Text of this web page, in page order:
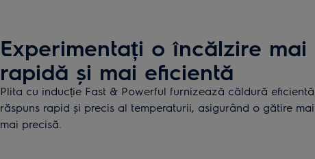
Experimentați o încălzire mai
rapidă și mai eficientă
Plita cu inducție Fast & Powerful furnizează căldură
răspuns rapid și precis al temperaturii, asigurând o gătire
mai precisă.